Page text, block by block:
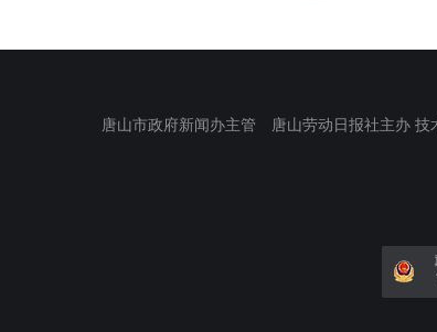
唐山市政府新闻办主管 唐山劳动日报社主办 技